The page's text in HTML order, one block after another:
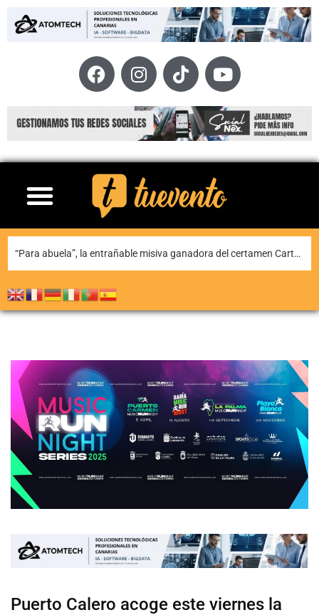
“Para abuela”, la entrañable misiva ganadora del certamen Carta para una fiesta de Puerto del Carmen
Puerto Calero acoge este viernes la